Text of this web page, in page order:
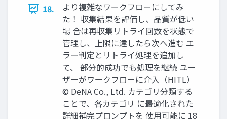
18.
より複雑なワークフローにしてみ
た！ 収集結果を評価し、品質が低い
場 合は再収集リトライ回数を状態で
管理し、上限に達したら次へ進む エ
ラー判定とリトライ処理を追加し
て、 部分的成功でも処理を継続 ユー
ザーがワークフローに介入（HITL）
© DeNA Co., Ltd. カテゴリ分類する
ことで、各カテゴリ に最適化された
詳細補完プロンプトを 使用可能に 18